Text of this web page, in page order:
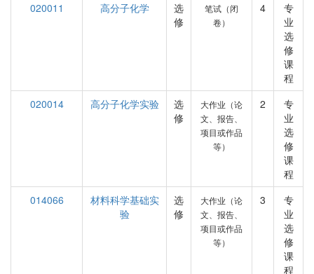
020011
高分子化学
选
修
笔试（闭
卷）
4
专
业
选
修
课
程
020014
高分子化学实验
选
修
大作业（论
文、报告、
项目或作品
等）
2
专
业
选
修
课
程
014066
材料科学基础实
验
选
修
大作业（论
文、报告、
项目或作品
等）
3
专
业
选
修
课
程